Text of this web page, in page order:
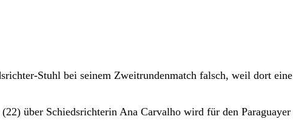
Stuhl bei seinem Zweitrundenmatch falsch, weil dort eine
über Schiedsrichterin Ana Carvalho wird für den Paraguayer